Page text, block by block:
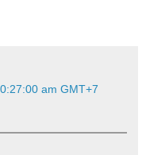
am GMT+7